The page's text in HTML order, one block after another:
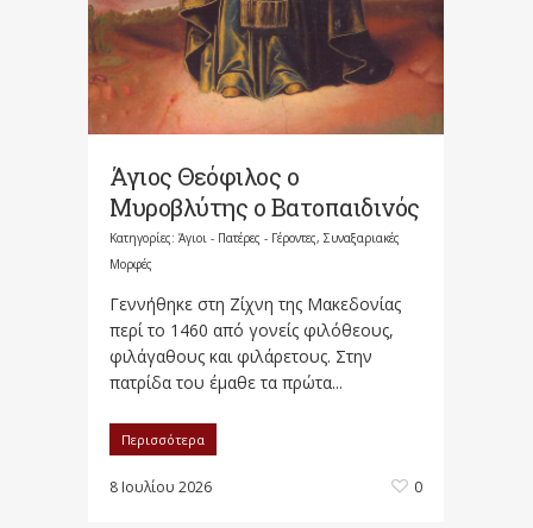
Άγιος Θεόφιλος ο
Μυροβλύτης ο Βατοπαιδινός
Κατηγορίες: Άγιοι - Πατέρες - Γέροντες, Συναξαριακές
Μορφές
Γεννήθηκε στη Ζίχνη της Μακεδονίας
περί το 1460 από γονείς φιλόθεους,
φιλάγαθους και φιλάρετους. Στην
πατρίδα του έμαθε τα πρώτα...
Περισσότερα
8 Ιουλίου 2026 0